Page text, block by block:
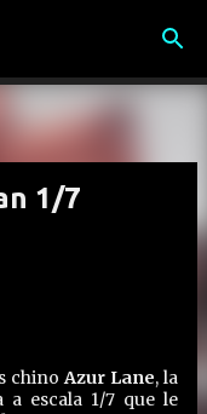
1/7
chinoAzur Lane, la
a escala 1/7 que le